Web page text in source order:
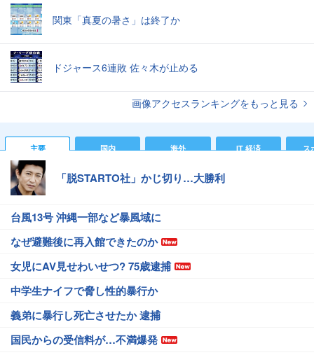
関東「真夏の暑さ」は終了か
ドジャース6連敗 佐々木が止める
画像アクセスランキングをもっと見る
主要 国内 海外 IT 経済 ス
「脱STARTO社」かじ切り…大勝利
台風13号 沖縄一部など暴風域に
なぜ避難後に再入館できたのか
女児にAV見せわいせつ? 75歳逮捕
中学生ナイフで脅し性的暴行か
義弟に暴行し死亡させたか 逮捕
国民からの受信料が…不満爆発